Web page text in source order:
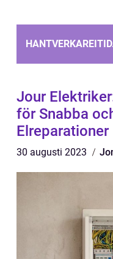
Jour
för Snabba
Elreparationer
30 augusti 2023